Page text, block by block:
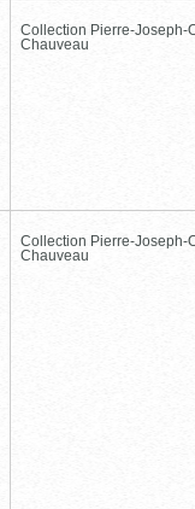
Collection Pierre-Joseph-
Chauveau
Collection Pierre-Joseph-
Chauveau